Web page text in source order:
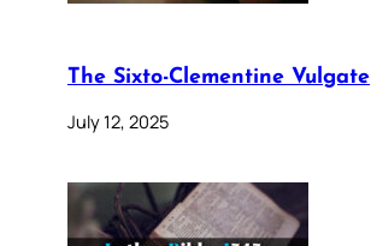
The Sixto-Clementine Vulgate
July 12, 2025